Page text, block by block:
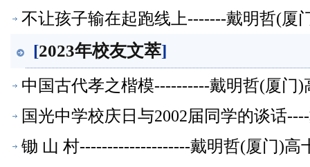
不让孩子输在起跑线上-------戴明哲(厦
[2023年校友文萃]
中国古代孝之楷模----------戴明哲(厦门
国光中学校庆日与2002届同学的谈话
锄 山 村--------------------戴明哲(厦门)高